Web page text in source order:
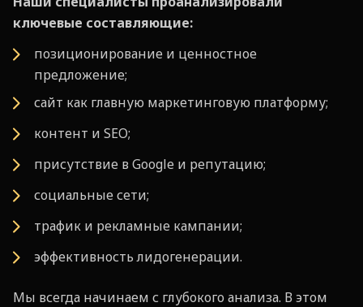
ключевые составляющие:
позиционирование и ценностное
предложение;
сайт как главную маркетинговую платформу;
контент и SEO;
присутствие в Google и репутацию;
социальные сети;
трафик и рекламные кампании;
эффективность лидогенерации.
Мы всегда начинаем с глубокого анализа. В этом